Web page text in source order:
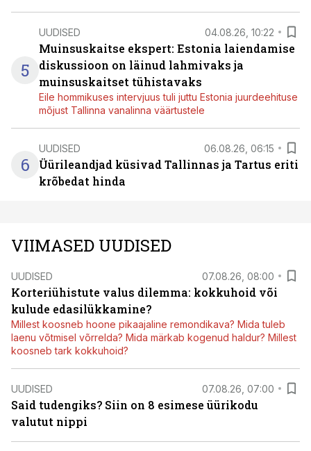
5
UUDISED 04.08.26, 10:22
Muinsuskaitse ekspert: Estonia laiendamise
diskussioon on läinud lahmivaks ja
muinsuskaitset tühistavaks
Eile hommikuses intervjuus tuli juttu Estonia juurdeehituse
mõjust Tallinna vanalinna väärtustele
6
UUDISED 06.08.26, 06:15
Üürileandjad küsivad Tallinnas ja Tartus eriti
krõbedat hinda
VIIMASED UUDISED
UUDISED 07.08.26, 08:00
Korteriühistute valus dilemma: kokkuhoid või
kulude edasilükkamine?
Millest koosneb hoone pikaajaline remondikava? Mida tuleb
laenu võtmisel võrrelda? Mida märkab kogenud haldur? Millest
koosneb tark kokkuhoid?
UUDISED 07.08.26, 07:00
Said tudengiks? Siin on 8 esimese üürikodu
valutut nippi